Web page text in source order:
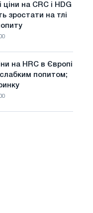
ціни на CRC і HDG
зростати на тлі
на HRC в Європі
попитом;